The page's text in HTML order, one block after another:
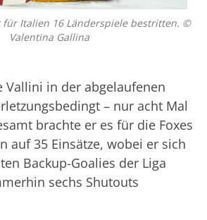
für Italien 16 Länderspiele bestritten. ©
Valentina Gallina
Vallini in der abgelaufenen
– nur acht Mal
brachte er es für die Foxes
auf 35 Einsätze, wobei er sich
Backup-Goalies der Liga
sechs Shutouts